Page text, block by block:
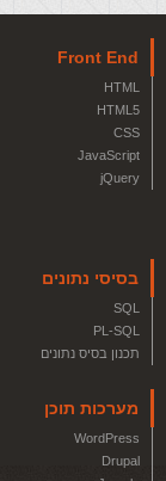
Front End
HTML
HTML5
CSS
JavaScript
jQuery
בסיסי נתונים
SQL
PL-SQL
תכנון בסיס נתונים
מערכות תוכן
WordPress
Drupal